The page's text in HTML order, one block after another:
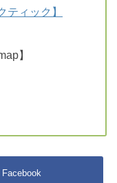
ティック】
】
Facebook